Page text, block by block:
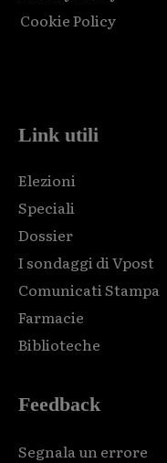
Cookie Policy
Link utili
Elezioni
Speciali
Dossier
I sondaggi di Vpost
Comunicati Stampa
Farmacie
Biblioteche
Feedback
Segnala un errore